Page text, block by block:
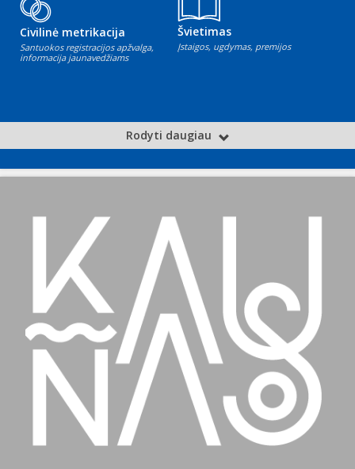
Civilinė metrikacija
Santuokos registracijos apžvalga,
informacija jaunavedžiams
Švietimas
Įstaigos, ugdymas, premijos
Rodyti daugiau